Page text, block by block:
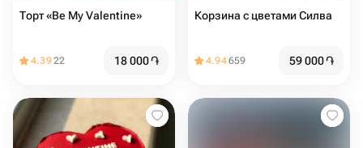
Торт «Be My Valentine»
4.3922 18 000֏
Корзина с цветами Силва
4.94659 59 000֏